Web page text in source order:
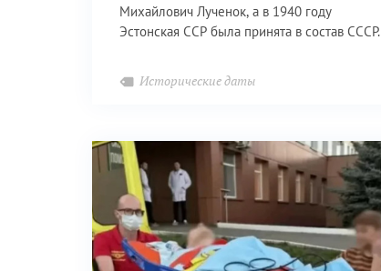
Михайлович Лученок, а в 1940 году
Эстонская ССР была принята в состав СССР.
Исторические даты